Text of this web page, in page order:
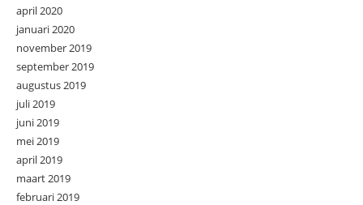
april 2020
januari 2020
november 2019
september 2019
augustus 2019
juli 2019
juni 2019
mei 2019
april 2019
maart 2019
februari 2019